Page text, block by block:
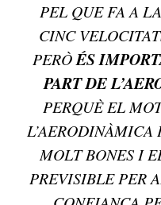
PEL QUE FA A
CINC
PERÒÉS
PART DE
PERQUÈ EL
L’AERODINÀMICA
MOLT BONES I
PREVISIBLE PER